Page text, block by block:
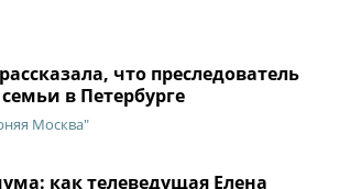
что преследователь
в Петербурге
Москва"
как телеведущая Елена